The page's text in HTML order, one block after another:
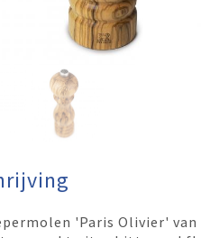
'Paris Olivier'